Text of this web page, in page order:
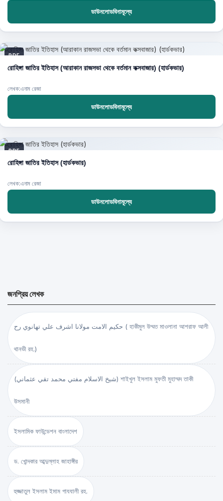
ডাউনলোডবিনামূল্যে
PDF
রোহিঙ্গা জাতির ইতিহাস (আরাকান রাজসভা থেকে বর্তমান কক্সবাজার) (হার্ডকভার)
লেখক:এনাম রেজা
ডাউনলোডবিনামূল্যে
PDF
রোহিঙ্গা জাতির ইতিহাস (হার্ডকভার)
লেখক:এনাম রেজা
ডাউনলোডবিনামূল্যে
জনপ্রিয় লেখক
حكيم الامت مولانا اشرف علي تهانوي رح ( হাকীমুল উম্মত মাওলানা আশরাফ আলী
থানভী রহ.)
(شيخ الاسلام مفتي محمد تقي عثماني) শাইখুল ইসলাম মুফতী মুহাম্মদ তাকী
উসমানী
ইসলামিক ফাউন্ডেশন বাংলাদেশ
ড. খোন্দকার আব্দুল্লাহ জাহাঙ্গীর
হুজ্জাতুল ইসলাম ইমাম গাযযালী রহ.